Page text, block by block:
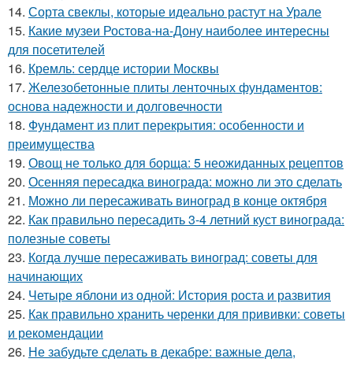
14. Сорта свеклы, которые идеально растут на Урале
15. Какие музеи Ростова-на-Дону наиболее интересны
для посетителей
16. Кремль: сердце истории Москвы
17. Железобетонные плиты ленточных фундаментов:
основа надежности и долговечности
18. Фундамент из плит перекрытия: особенности и
преимущества
19. Овощ не только для борща: 5 неожиданных рецептов
20. Осенняя пересадка винограда: можно ли это сделать
21. Можно ли пересаживать виноград в конце октября
22. Как правильно пересадить 3-4 летний куст винограда:
полезные советы
23. Когда лучше пересаживать виноград: советы для
начинающих
24. Четыре яблони из одной: История роста и развития
25. Как правильно хранить черенки для прививки: советы
и рекомендации
26. Не забудьте сделать в декабре: важные дела,